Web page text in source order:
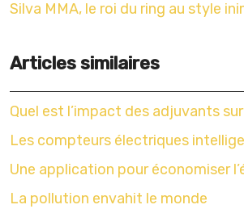
Silva MMA, le roi du ring au style
Articles similaires
Quel est l’impact des adjuvants
Les compteurs électriques
Une application pour économiser
La pollution envahit le monde